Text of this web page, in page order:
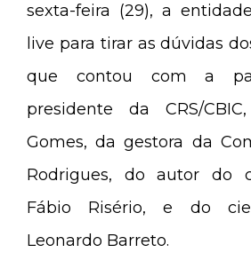
sexta-feira (29), a
live para tirar as dúvidas
que contou com a
presidente da CRS/
Gomes, da gestora da
Rodrigues, do autor do
Fábio Risério, e do
Leonardo Barreto.